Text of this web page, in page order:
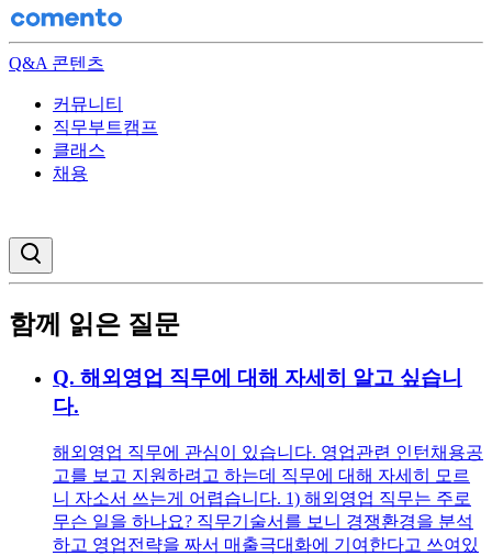
Q&A 콘텐츠
커뮤니티
직무부트캠프
클래스
채용
함께 읽은 질문
Q. 해외영업 직무에 대해 자세히 알고 싶습니
다.
해외영업 직무에 관심이 있습니다. 영업관련 인턴채용공
고를 보고 지원하려고 하는데 직무에 대해 자세히 모르
니 자소서 쓰는게 어렵습니다. 1) 해외영업 직무는 주로
무슨 일을 하나요? 직무기술서를 보니 경쟁환경을 분석
하고 영업전략을 짜서 매출극대화에 기여한다고 쓰여있